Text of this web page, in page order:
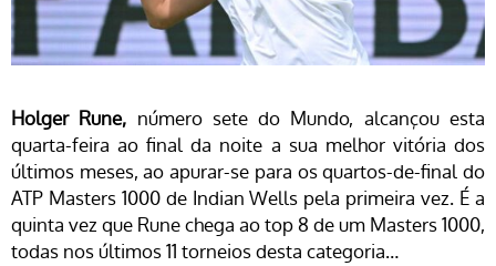
Holger Rune, número sete do Mundo, alcançou esta
quarta-feira ao final da noite a sua melhor vitória dos
últimos meses, ao apurar-se para os quartos-de-final do
ATP Masters 1000 de Indian Wells pela primeira vez. É a
quinta vez que Rune chega ao top 8 de um Masters 1000,
todas nos últimos 11 torneios desta categoria…